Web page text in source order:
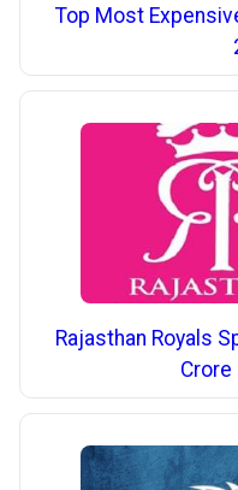
Top Most
Rajasthan Royals
Crore